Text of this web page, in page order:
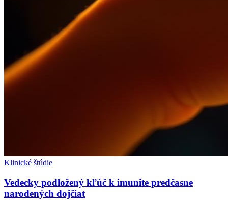
Klinické štúdie
Vedecky podložený kľúč k imunite predčasne
narodených dojčiat